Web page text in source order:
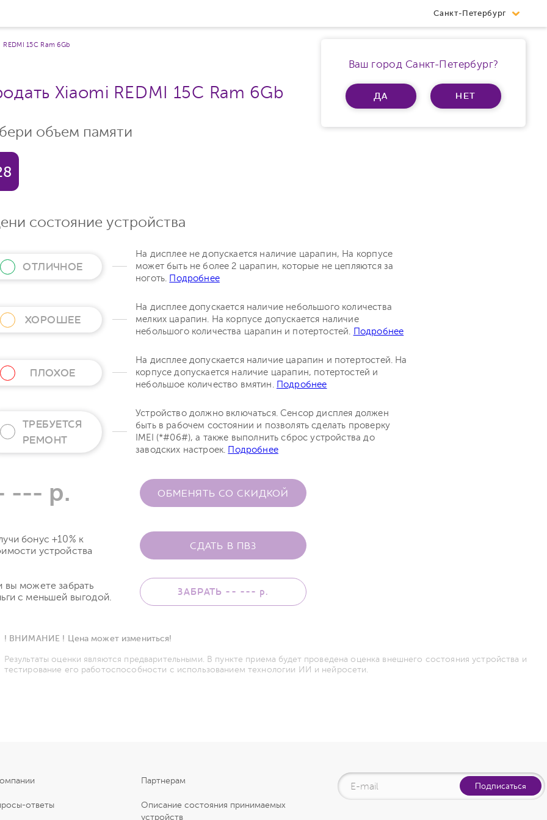
Санкт-Петербург
Ваш город Санкт-Петербург?
ДА НЕТ
REDMI 15C Ram 6Gb
Xiaomi REDMI 15C Ram 6Gb
объем памяти
состояние устройства
ОТЛИЧНОЕ
На дисплее не допускается наличие царапин, На корпусе
может быть не более 2 царапин, которые не цепляются за
ноготь. Подробнее
ХОРОШЕЕ
На дисплее допускается наличие небольшого количества
мелких царапин. На корпусе допускается наличие
небольшого количества царапин и потертостей. Подробнее
ПЛОХОЕ
На дисплее допускается наличие царапин и потертостей. На
корпусе допускается наличие царапин, потертостей и
небольшое количество вмятин. Подробнее
ТРЕБУЕТСЯ
РЕМОНТ
Устройство должно включаться. Сенсор дисплея должен
быть в рабочем состоянии и позволять сделать проверку
IMEI (*#06#), а также выполнить сброс устройства до
заводских настроек. Подробнее
--- р. ОБМЕНЯТЬ СО СКИДКОЙ
бонус +10% к
устройства
СДАТЬ В ПВЗ
вы можете забрать
с меньшей выгодой.
ЗАБРАТЬ -- --- р.
! ВНИМАНИЕ ! Цена может измениться!
Результаты оценки являются предварительными. В пункте приема будет проведена оценка внешнего состояния устройства и
тестирование его работоспособности с использованием технологии ИИ и нейросети.
Партнерам
ответы
Описание состояния принимаемых
устройств
Подписаться